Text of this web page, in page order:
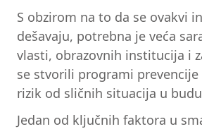
S obzirom na to da se ovakvi
dešavaju, potrebna je veća
vlasti, obrazovnih institucija i
se stvorili programi
rizik od sličnih situacija u
Jedan od ključnih faktora u